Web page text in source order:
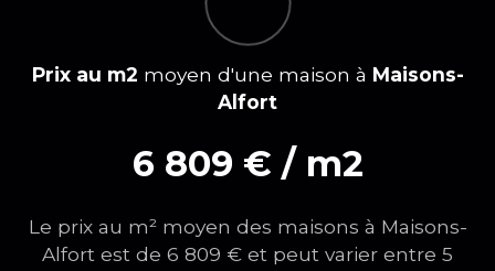
Prix au m2 moyen d'une maison à Maisons-
Alfort
6 809 € / m2
Le prix au m² moyen des maisons à Maisons-
Alfort est de 6 809 € et peut varier entre 5